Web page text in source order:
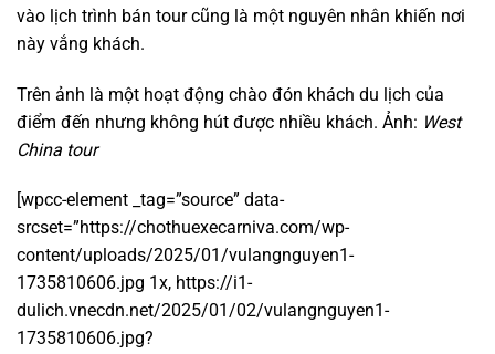
vào lịch trình bán tour cũng là một nguyên nhân khiến nơi
này vắng khách.
Trên ảnh là một hoạt động chào đón khách du lịch của
điểm đến nhưng không hút được nhiều khách. Ảnh: West
China tour
[wpcc-element _tag=”source” data-
srcset=”https://chothuexecarniva.com/wp-
content/uploads/2025/01/vulangnguyen1-
1735810606.jpg 1x, https://i1-
dulich.vnecdn.net/2025/01/02/vulangnguyen1-
1735810606.jpg?